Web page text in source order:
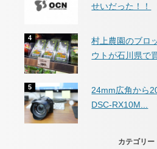
せいだった！！
村上農園のブロ
ウトが石川県で
24mm広角から
DSC-RX10M...
カテゴリー